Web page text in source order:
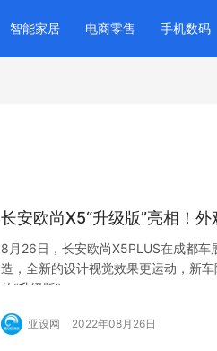
智能家居 电商零售 手机数码
长安欧尚X5“升级版”亮相！
8月26日，长安欧尚X5PLUS在成都车
造，全新的设计视觉效果更运动，新
的“升级版”
亚设网 2022年08月26日